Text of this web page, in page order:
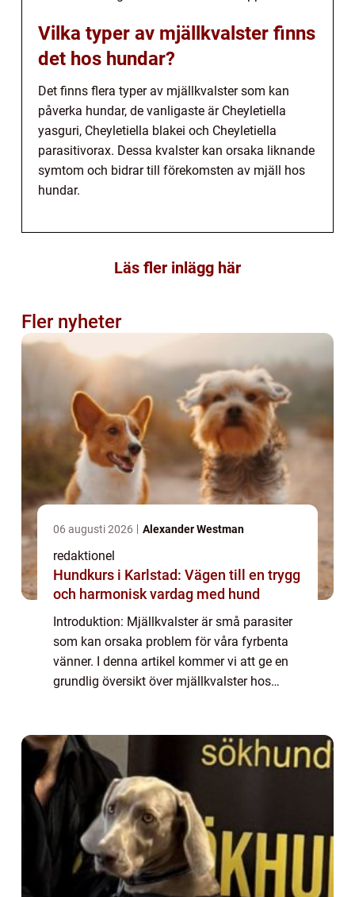
Vilka typer av mjällkvalster finns
det hos hundar?
Det finns flera typer av mjällkvalster som kan
påverka hundar, de vanligaste är Cheyletiella
yasguri, Cheyletiella blakei och Cheyletiella
parasitivorax. Dessa kvalster kan orsaka liknande
symtom och bidrar till förekomsten av mjäll hos
hundar.
Läs fler inlägg här
Fler nyheter
06 augusti 2026 Alexander Westman
redaktionel
Hundkurs i Karlstad: Vägen till en trygg
och harmonisk vardag med hund
Introduktion: Mjällkvalster är små parasiter
som kan orsaka problem för våra fyrbenta
vänner. I denna artikel kommer vi att ge en
grundlig översikt över mjällkvalster hos